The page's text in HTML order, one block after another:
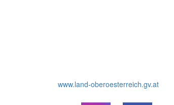
www.land-oberoesterreich.gv.at